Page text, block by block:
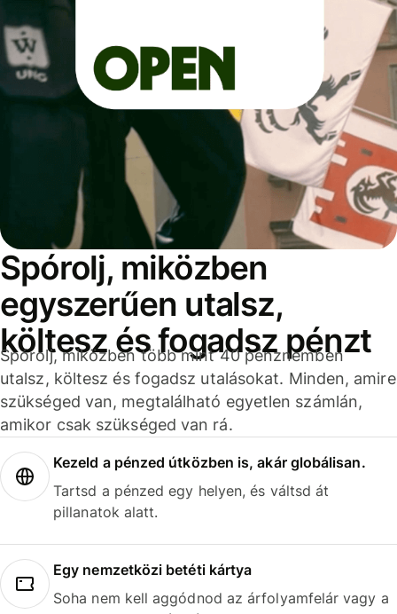
Spórolj, miközben
egyszerűen utalsz,
költesz és fogadsz pénzt
Spórolj, miközben több mint 40 pénznemben
utalsz, költesz és fogadsz utalásokat. Minden, amire
szükséged van, megtalálható egyetlen számlán,
amikor csak szükséged van rá.
Kezeld a pénzed útközben is, akár globálisan.
Tartsd a pénzed egy helyen, és váltsd át
pillanatok alatt.
Egy nemzetközi betéti kártya
Soha nem kell aggódnod az árfolyamfelár vagy a